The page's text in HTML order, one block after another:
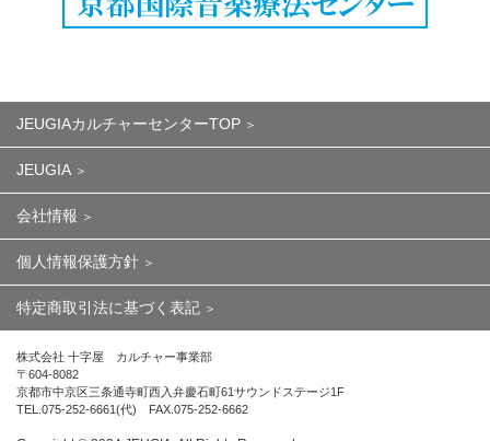
JEUGIAカルチャーセンターTOP
JEUGIA
会社情報
個人情報保護方針
特定商取引法に基づく表記
株式会社 十字屋 カルチャー事業部
〒604-8082
京都市中京区三条通寺町西入弁慶石町61サウンドステージ1F
TEL.075-252-6661(代) FAX.075-252-6662